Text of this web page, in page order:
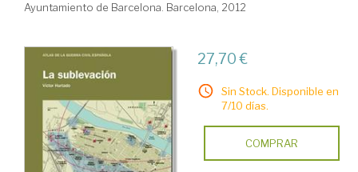
Ayuntamiento de Barcelona. Barcelona, 2012
27,70 €
Sin Stock. Disponible en
7/10 días.
COMPRAR